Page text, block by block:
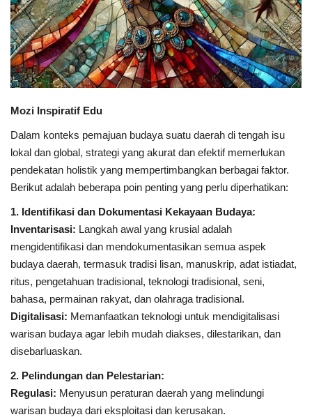
Mozi Inspiratif Edu
Dalam konteks pemajuan budaya suatu daerah di tengah isu
lokal dan global, strategi yang akurat dan efektif memerlukan
pendekatan holistik yang mempertimbangkan berbagai faktor.
Berikut adalah beberapa poin penting yang perlu diperhatikan:
1. Identifikasi dan Dokumentasi Kekayaan Budaya:
Inventarisasi: Langkah awal yang krusial adalah
mengidentifikasi dan mendokumentasikan semua aspek
budaya daerah, termasuk tradisi lisan, manuskrip, adat istiadat,
ritus, pengetahuan tradisional, teknologi tradisional, seni,
bahasa, permainan rakyat, dan olahraga tradisional.
Digitalisasi: Memanfaatkan teknologi untuk mendigitalisasi
warisan budaya agar lebih mudah diakses, dilestarikan, dan
disebarluaskan.
2. Pelindungan dan Pelestarian:
Regulasi: Menyusun peraturan daerah yang melindungi
warisan budaya dari eksploitasi dan kerusakan.